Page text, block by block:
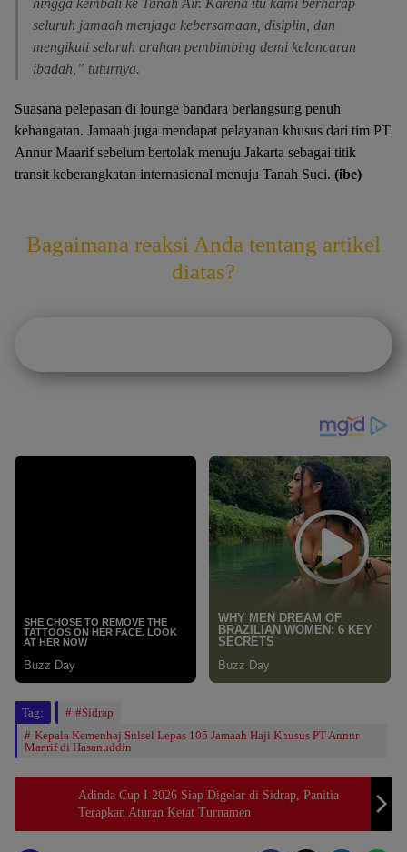
hingga kembali ke Tanah Air. Karena itu kami berharap
seluruh jamaah menjaga kebersamaan, disiplin, dan
mengikuti seluruh arahan pembimbing demi kelancaran
ibadah,” tuturnya.
Suasana pelepasan di lounge bandara berlangsung penuh
kehangatan. Jamaah juga mendapat pelayanan khusus dari tim PT
Annur Maarif sebelum bertolak menuju Jakarta sebagai titik
transit keberangkatan internasional menuju Tanah Suci. (ibe)
Bagaimana reaksi Anda tentang artikel
diatas?
Tag:
#Sidrap
Kepala Kemenhaj Sulsel Lepas 105 Jamaah Haji Khusus PT Annur
Maarif di Hasanuddin
Adinda Cup I 2026 Siap Digelar di Sidrap, Panitia
Terapkan Aturan Ketat Turnamen